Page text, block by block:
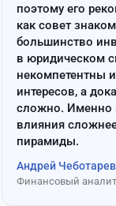
поэтому его
как совет
большинство
в юридическом
некомпетентны
интересов, а
сложно. Именно
влияния
пирамиды.
Андрей Чеботарев
Финансовый